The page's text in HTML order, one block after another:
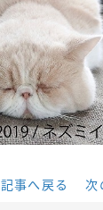
記事へ戻る 次